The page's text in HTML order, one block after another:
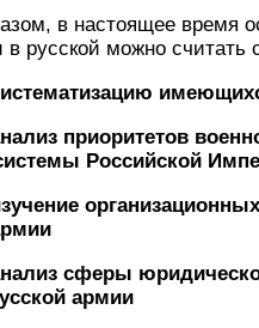
в настоящее время
русской можно считать
приоритетов
Российской
сферы
армии